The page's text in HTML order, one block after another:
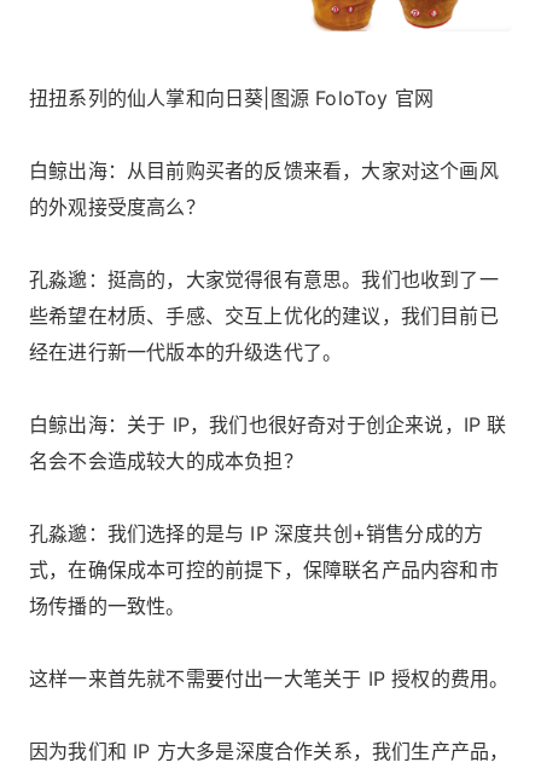
扭扭系列的仙人掌和向日葵|图源 FoloToy 官网
白鲸出海：从目前购买者的反馈来看，大家对这个画风
的外观接受度高么？
孔淼邈：挺高的，大家觉得很有意思。我们也收到了一
些希望在材质、手感、交互上优化的建议，我们目前已
经在进行新一代版本的升级迭代了。
白鲸出海：关于 IP，我们也很好奇对于创企来说，IP 联
名会不会造成较大的成本负担？
孔淼邈：我们选择的是与 IP 深度共创+销售分成的方
式，在确保成本可控的前提下，保障联名产品内容和市
场传播的一致性。
这样一来首先就不需要付出一大笔关于 IP 授权的费用。
因为我们和 IP 方大多是深度合作关系，我们生产产品，